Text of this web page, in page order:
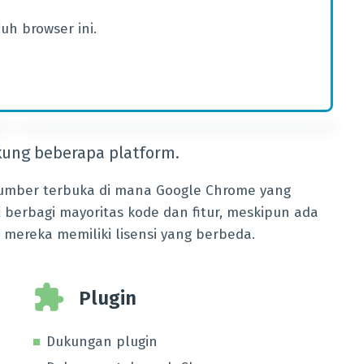
browser ini.
beberapa platform.
terbuka di mana Google Chrome yang
mayoritas kode dan fitur, meskipun ada
memiliki lisensi yang berbeda.
Plugin
Dukungan plugin